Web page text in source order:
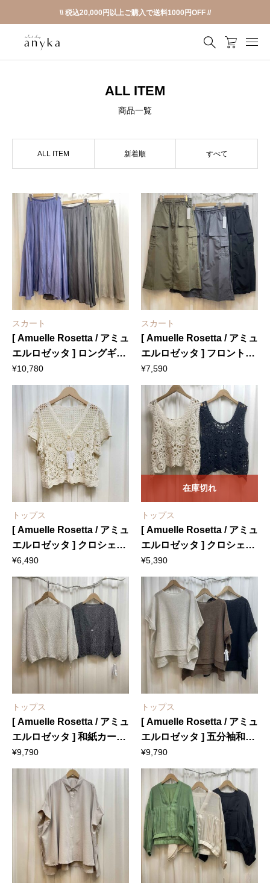
\\ 税込20,000円以上ご購入で送料1000円OFF //
ALL ITEM
商品一覧
ALL ITEM 新着順 すべて
スカート
[ Amuelle Rosetta / アミュ
エルロゼッタ ] ロングギャ
ザースカート
¥10,780
スカート
[ Amuelle Rosetta / アミュ
エルロゼッタ ] フロントジ
ップカーゴスカート
¥7,590
トップス
[ Amuelle Rosetta / アミュ
エルロゼッタ ] クロシェ編
みカーディガン
¥6,490
トップス
[ Amuelle Rosetta / アミュ
エルロゼッタ ] クロシェ編
みビスチェ
¥5,390
在庫切れ
トップス
[ Amuelle Rosetta / アミュ
エルロゼッタ ] 和紙カーデ
ィガン
¥9,790
トップス
[ Amuelle Rosetta / アミュ
エルロゼッタ ] 五分袖和紙
ホールガーメントニットプ
ルオーバー
¥9,790